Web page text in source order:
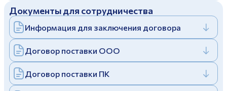
Отправить
Заполняя и отправляя форму, вы соглашаетесь
cполитикой конфиденциальности
Заполняя и отправляя форму, вы соглашаетесь
cполитикой конфиденциальности
Дулевский фарфоровый завод ©
Политика конфиденциальности
Документы для сотрудничества
Информация для заключения договора
Договор поставки ООО
Договор поставки ПК